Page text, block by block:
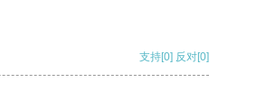
支持[0] 反对[0]